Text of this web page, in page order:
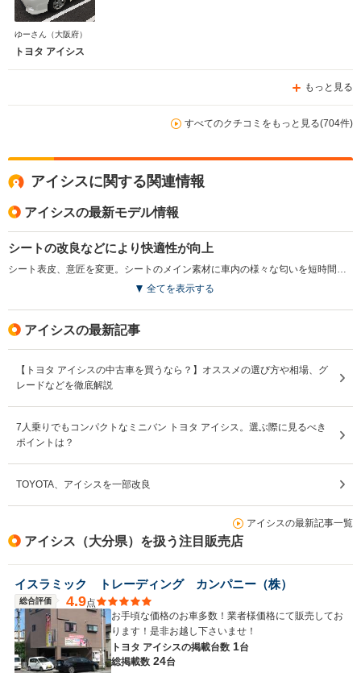
ゆーさん （大阪府）
トヨタ アイシス
もっと見る
すべてのクチコミをもっと見る(704件)
アイシスに関する関連情報
アイシスの最新モデル情報
シートの改良などにより快適性が向上
全てを表示する
アイシスの最新記事
【トヨタ アイシスの中古車を買うなら？】オススメの選び方や相場、グ
レードなどを徹底解説
7人乗りでもコンパクトなミニバン トヨタ アイシス。選ぶ際に見るべき
ポイントは？
TOYOTA、アイシスを一部改良
アイシスの最新記事一覧
アイシス（大分県）を扱う注目販売店
イスラミック トレーディング カンパニー（株）
総合評価 4.9点
お手頃な価格のお車多数！業者様価格にて販売してお
ります！是非お越し下さいませ！
トヨタ アイシスの掲載台数 1台
総掲載数 24台